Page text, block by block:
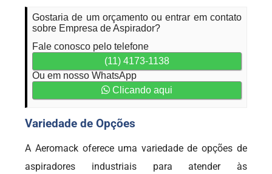
Gostaria de um orçamento ou entrar em contato
sobre Empresa de Aspirador?
Fale conosco pelo telefone
(11) 4173-1138
Ou em nosso WhatsApp
Clicando aqui
Variedade de Opções
A Aeromack oferece uma variedade de opções de
aspiradores industriais para atender às